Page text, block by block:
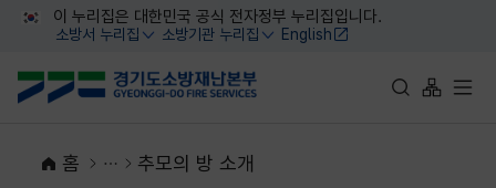
대메뉴 바로가기
본문 바로가기
이 누리집은 대한민국 공식 전자정부 누리집입니다.
소방서 누리집
열기
소방기관 누리집
열기
English
통합검색 바로가
사이트맵
전체
홈 추모의 방 소개